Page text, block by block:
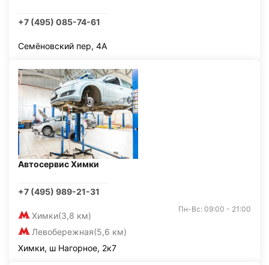
+7 (495) 085-74-61
Семёновский пер, 4А
Автосервис Химки
+7 (495) 989-21-31
Химки(3,8 км)
Левобережная(5,6 км)
Пн-Вс: 09:00 - 21:00
Химки, ш Нагорное, 2к7